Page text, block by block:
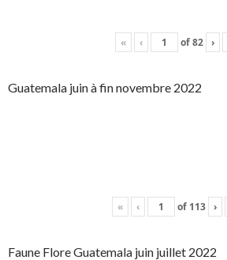
« ‹ of82 ›
Guatemala juin à fin novembre 2022
« ‹ of 113 ›
Faune Flore Guatemala juin juillet 2022